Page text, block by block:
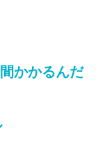
かかるんだ